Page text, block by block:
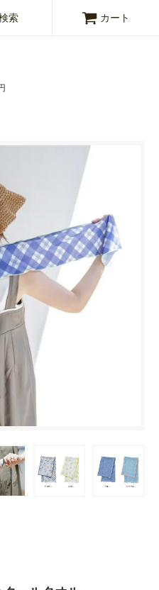
索 カート